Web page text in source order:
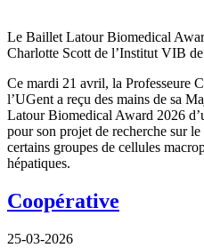
Le Baillet Latour Biomedical
Charlotte Scott de l’Institut VIB
Ce mardi 21 avril, la Professeure
l’UGent a reçu des mains de sa
Latour Biomedical Award 2026
pour son projet de recherche sur
certains groupes de cellules
hépatiques.
Coopérative
25-03-2026